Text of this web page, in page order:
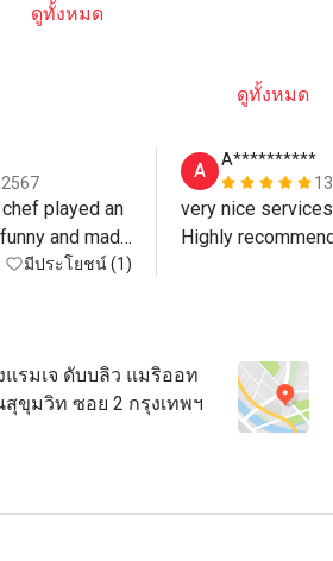
ดูทั้งหมด
ดูทั้งหมด
played an
and made
มีประโยชน์ (1)
A
A**********
very nice
แรมเจ ดับบลิว แมริออท
สุขุมวิท ซอย 2 กรุงเทพฯ